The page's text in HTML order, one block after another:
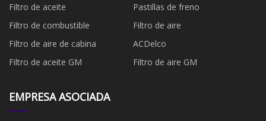
Filtro de aceite
Pastillas de freno
Filtro de combustible
​Filtro de aire
Filtro de aire de cabina
ACDelco
Filtro de aceite GM
Filtro de aire GM
EMPRESA ASOCIADA